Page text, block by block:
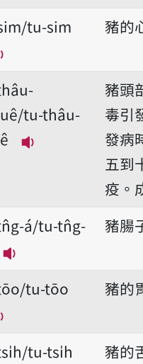
播放音讀ti-
tu-sim
放音讀ti-sim/tu-
豬的
tu-thâu-
播放音讀ti-
豬頭
毒引
發病
五到
疫。
á/tu-tn̂g-
播放音讀ti-tn̂g-á/
豬腸
tu-tōo
放音讀ti-tōo/tu-
豬的
tu-tsi̍h 豬的